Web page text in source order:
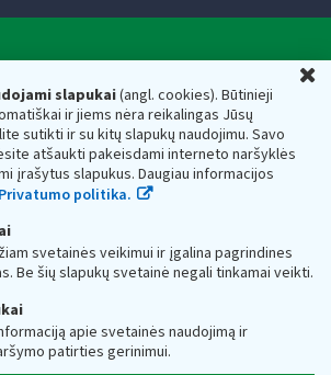
slapukai(angl. cookies). Būtinieji
ir jiems nėra reikalingas Jūsų
sutikti ir su kitų slapukų naudojimu. Savo
atšaukti pakeisdami interneto naršyklės
įrašytus slapukus. Daugiau informacijos
Privatumo politika.
svetainės veikimui ir įgalina pagrindines
Be šių slapukų svetainė negali tinkamai veikti.
apie svetainės naudojimą ir
patirties gerinimui.
inspekcija prie Lietuvos
ministerijos
asmens kodas — 188659752,
g. 14, 01107 Vilnius, Lietuva, el.paštas:
dėžutės adresas 188659752
mokesčių inspekciją prie Lietuvos
kaupiami ir saugomi Juridinių